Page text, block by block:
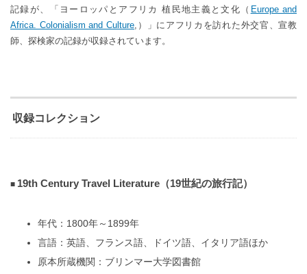
記録が、「ヨーロッパとアフリカ 植民地主義と文化（ Europe and
Africa. Colonialism and Culture,）」にアフリカを訪れた外交官、宣教
師、探検家の記録が収録されています。
収録コレクション
19th Century Travel Literature（19世紀の旅行記）
年代：1800年～1899年
言語：英語、フランス語、ドイツ語、イタリア語ほか
原本所蔵機関：ブリンマー大学図書館